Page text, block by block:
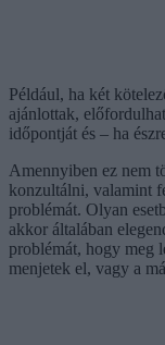
Például, ha két
ajánlottak,
időpontját és – ha
Amennyiben ez nem
konzultálni, valamint
problémát. Olyan
akkor általában
problémát, hogy meg
menjetek el, vagy a